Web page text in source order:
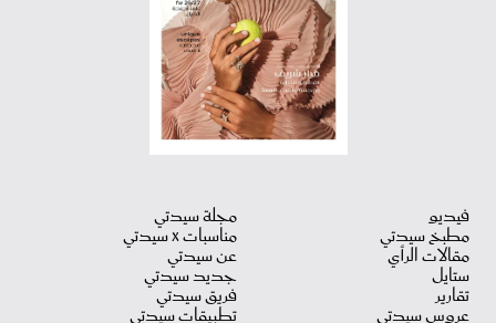
فيديو
مطبخ سيدتي
مقالات الرأي
ستايل
تقارير
عروس سيدتي
مجلة سيدتي
مناسبات X سيدتي
عن سيدتي
جديد سيدتي
فريق سيدتي
تطبيقات سيدتي